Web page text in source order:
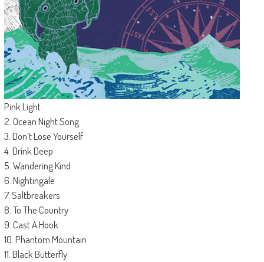
Pink Light
2. Ocean Night Song
3. Don’t Lose Yourself
4. Drink Deep
5. Wandering Kind
6. Nightingale
7. Saltbreakers
8. To The Country
9. Cast A Hook
10. Phantom Mountain
11. Black Butterfly